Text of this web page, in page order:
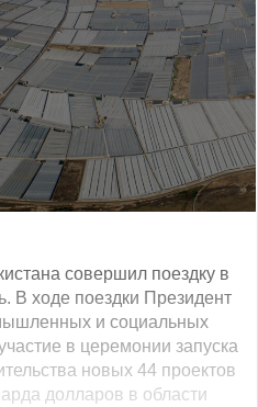
совершил поездку в
В ходе поездки Президент
и социальных
в церемонии запуска
новых 44 проектов
долларов в области